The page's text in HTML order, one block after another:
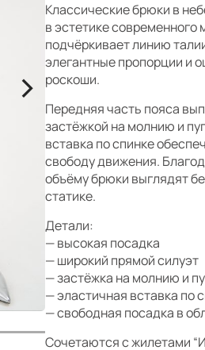
>
Классические брюки в
в эстетике
подчёркивает линию
элегантные пропорции и
роскоши.
Передняя часть пояса
застёжкой на молнию и
вставка по спинке
свободу движения.
объёму брюки выглядят
статике.
Детали:
— высокая посадка
— широкий прямой силуэт
— застёжка на молнию и
— эластичная вставка по
— свободная посадка в
Сочетаются с жилетами